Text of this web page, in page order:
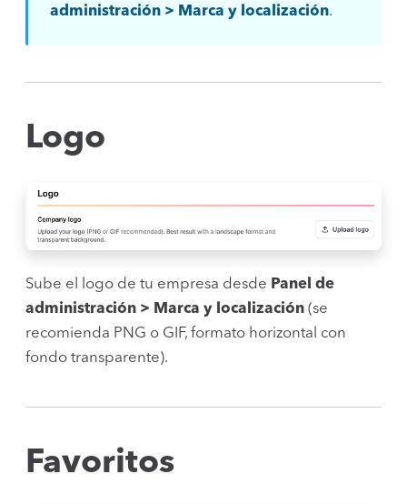
administración > Marca y localización.
Logo
Sube el logo de tu empresa desde Panel de
administración > Marca y localización (se
recomienda PNG o GIF, formato horizontal con
fondo transparente).
Favoritos